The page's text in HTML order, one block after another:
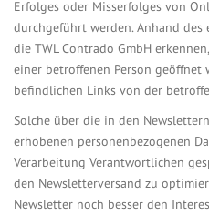
Erfolges oder Misserfolges von
durchgeführt werden. Anhand
die TWL Contrado GmbH
einer betroffenen Person
befindlichen Links von der
Solche über die in den
erhobenen personenbezogenen
Verarbeitung Verantwortlichen
den Newsletterversand zu
Newsletter noch besser den